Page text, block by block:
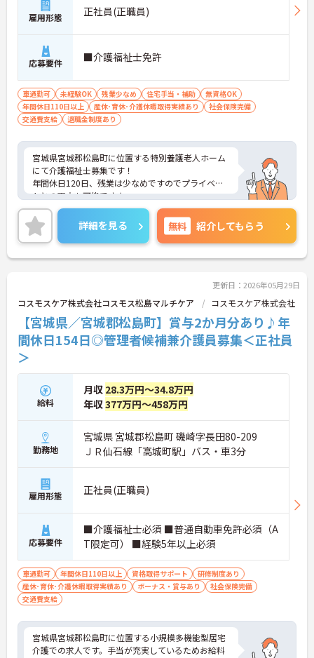
雇用形態 正社員(正職員)
応募要件 ■介護福祉士免許
車通勤可 未経験OK 残業少なめ 住宅手当・補助
無資格OK
年間休日110日以上
産休･育休･介護休暇取得実績あり
社会保険完備
交通費支給
退職金制度あり
宮城県宮城郡松島町に位置する特別養護老人ホーム
にて介護福祉士募集です！
年間休日120日、残業は少なめですのでプライベー
トとの両立も可能です★
住宅手当含む、各種手当も充実しておりますので、
長期的に安心して就業頂けます。
マイカー通勤OKなので、通勤も楽々です♪
ご興味のある方はお気軽にお問い合わせ下さい。
詳細を見る 無料 紹介してもらう
更新日：2026年05月29日
コスモスケア株式会社コスモス松島マルチケア コスモスケア株式会社
【宮城県／宮城郡松島町】賞与2か月分あり♪年
間休日154日◎管理者候補兼介護員募集＜正社員
＞
給料
月収 28.3万円～34.8万円
年収377万円～458万円
勤務地
宮城県 宮城郡松島町 磯崎字長田80-209
ＪＲ仙石線「高城町駅」バス・車3分
雇用形態 正社員(正職員)
応募要件
■介護福祉士必須 ■普通自動車免許必須（A
T限定可） ■経験5年以上必須
車通勤可 年間休日110日以上 資格取得サポート
研修制度あり
産休･育休･介護休暇取得実績あり
ボーナス・賞与あり
社会保険完備
交通費支給
宮城県宮城郡松島町に位置する小規模多機能型居宅
介護での求人です。手当が充実しているためお給料